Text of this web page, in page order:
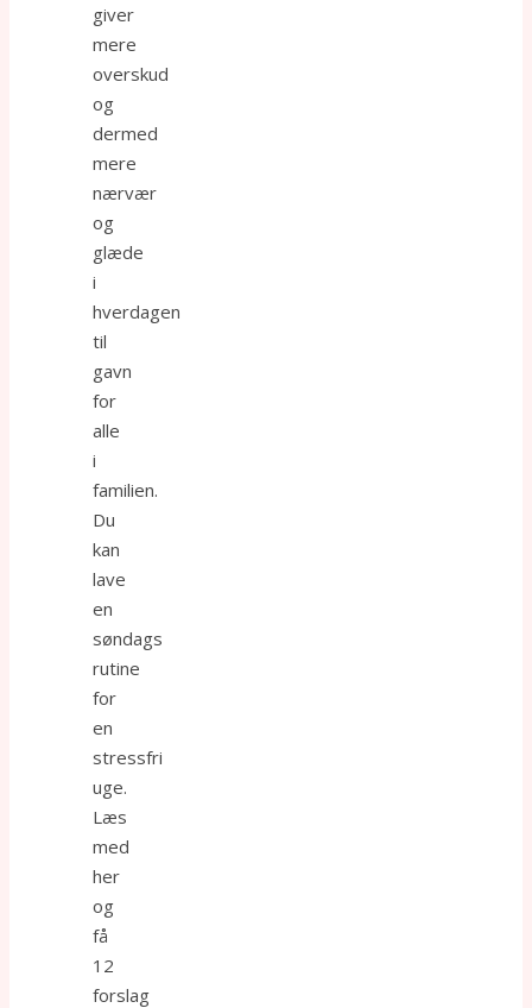
giver
mere
overskud
og
dermed
mere
nærvær
og
glæde
i
hverdagen
til
gavn
for
alle
i
familien.
Du
kan
lave
en
søndags
rutine
for
en
stressfri
uge.
Læs
med
her
og
få
12
forslag